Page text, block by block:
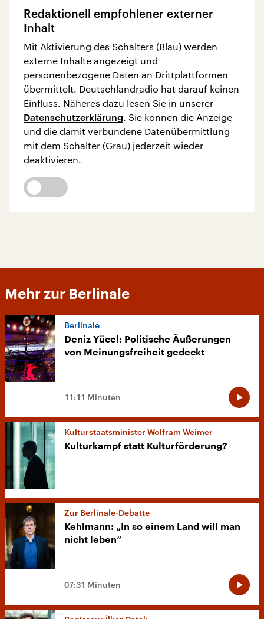
Redaktionell empfohlener externer
Inhalt
Mit Aktivierung des Schalters (Blau) werden
externe Inhalte angezeigt und
personenbezogene Daten an Drittplattformen
übermittelt. Deutschlandradio hat darauf keinen
Einfluss. Näheres dazu lesen Sie in unserer
Datenschutzerklärung. Sie können die Anzeige
und die damit verbundene Datenübermittlung
mit dem Schalter (Grau) jederzeit wieder
deaktivieren.
Mehr zur Berlinale
Berlinale
Deniz Yücel: Politische Äußerungen
von Meinungsfreiheit gedeckt
11:11 Minuten
Kulturstaatsminister Wolfram Weimer
Kulturkampf statt Kulturförderung?
Zur Berlinale-Debatte
Kehlmann: „In so einem Land will man
nicht leben“
07:31 Minuten